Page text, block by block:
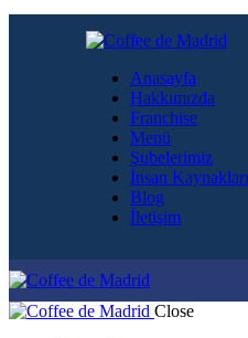
Anasayfa
Hakkımızda
Franchise
Menü
Şubelerimiz
İnsan Kaynakları
Blog
İletişim
Close